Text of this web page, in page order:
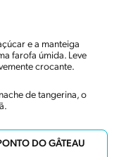
e a manteiga
farofa úmida. Leve
crocante.
de tangerina, o
DO GÂTEAU